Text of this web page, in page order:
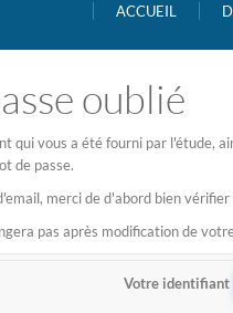
ACCUEIL
oublié
qui vous a été fourni par l'étude,
de passe.
merci de d'abord bien
pas après modification de
Votre identifiant